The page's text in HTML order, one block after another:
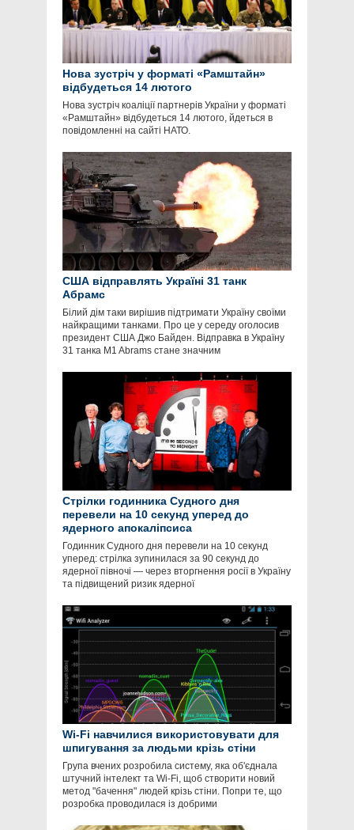
Нова зустріч у форматі «Рамштайн»
відбудеться 14 лютого
Нова зустріч коаліції партнерів України у форматі
«Рамштайн» відбудеться 14 лютого, йдеться в
повідомленні на сайті НАТО.
США відправлять Україні 31 танк
Абрамс
Білий дім таки вирішив підтримати Україну своїми
найкращими танками. Про це у середу оголосив
президент США Джо Байден. Відправка в Україну
31 танка M1 Abrams стане значним
Стрілки годинника Судного дня
перевели на 10 секунд уперед до
ядерного апокаліпсиса
Годинник Судного дня перевели на 10 секунд
уперед: стрілка зупинилася за 90 секунд до
ядерної півночі — через вторгнення росії в Україну
та підвищений ризик ядерної
Wi-Fi навчилися використовувати для
шпигування за людьми крізь стіни
Група вчених розробила систему, яка об'єднала
штучний інтелект та Wi-Fi, щоб створити новий
метод "бачення" людей крізь стіни. Попри те, що
розробка проводилася із добрими